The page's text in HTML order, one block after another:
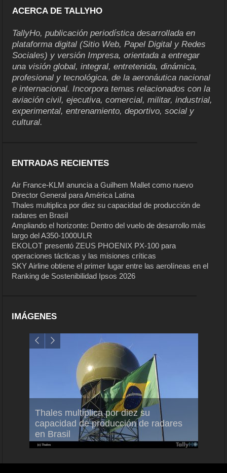
ACERCA DE TALLYHO
TallyHo, publicación periodística desarrollada en
plataforma digital (Sitio Web, Papel Digital y Redes
Sociales) y versión Impresa, orientada a entregar
una visión global, integral, entretenida, dinámica,
profesional y tecnológica, de la aeronáutica nacional
e internacional. Incorpora temas relacionados con la
aviación civil, ejecutiva, comercial, militar, industrial,
experimental, entrenamiento, deportivo, social y
cultural.
ENTRADAS RECIENTES
Air France-KLM anuncia a Guilhem Mallet como nuevo
Director General para América Latina
Thales multiplica por diez su capacidad de producción de
radares en Brasil
Ampliando el horizonte: Dentro del vuelo de desarrollo más
largo del A350-1000ULR
EKOLOT presentó ZEUS PHOENIX PX-100 para
operaciones tácticas y las misiones críticas
SKY Airline obtiene el primer lugar entre las aerolíneas en el
Ranking de Sostenibilidad Ipsos 2026
IMÁGENES
Thales multiplica por diez su
capacidad de producción de radares
en Brasil